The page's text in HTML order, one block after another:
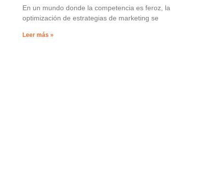
En un mundo donde la competencia es feroz, la
optimización de estrategias de marketing se
Leer más »